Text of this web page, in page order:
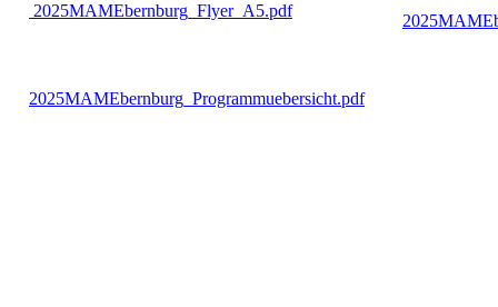
2025MAMEbernburg_Flyer_A5.pdf
2025MAMEbernburg_Programmuebersicht.pdf